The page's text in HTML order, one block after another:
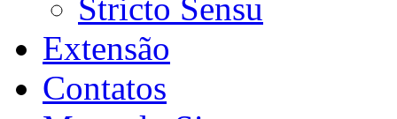
Stricto Sensu
Extensão
Contatos